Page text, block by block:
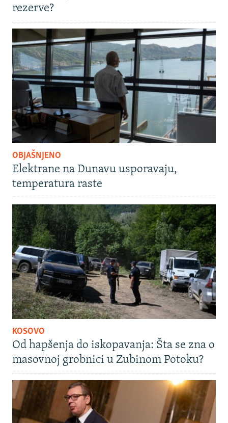
rezerve?
OBJAŠNJENO
Elektrane na Dunavu usporavaju,
temperatura raste
KOSOVO
Od hapšenja do iskopavanja: Šta se zna o
masovnoj grobnici u Zubinom Potoku?